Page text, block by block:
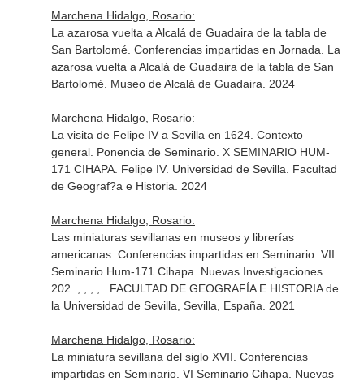
Marchena Hidalgo, Rosario:
La azarosa vuelta a Alcalá de Guadaira de la tabla de
San Bartolomé. Conferencias impartidas en Jornada. La
azarosa vuelta a Alcalá de Guadaira de la tabla de San
Bartolomé. Museo de Alcalá de Guadaira. 2024
Marchena Hidalgo, Rosario:
La visita de Felipe IV a Sevilla en 1624. Contexto
general. Ponencia de Seminario. X SEMINARIO HUM-
171 CIHAPA. Felipe IV. Universidad de Sevilla. Facultad
de Geograf?a e Historia. 2024
Marchena Hidalgo, Rosario:
Las miniaturas sevillanas en museos y librerías
americanas. Conferencias impartidas en Seminario. VII
Seminario Hum-171 Cihapa. Nuevas Investigaciones
202. , , , , . FACULTAD DE GEOGRAFÍA E HISTORIA de
la Universidad de Sevilla, Sevilla, España. 2021
Marchena Hidalgo, Rosario:
La miniatura sevillana del siglo XVII. Conferencias
impartidas en Seminario. VI Seminario Cihapa. Nuevas